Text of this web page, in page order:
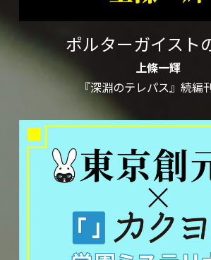
ポルターガイスト
上條一輝
『深淵のテレパス』続編